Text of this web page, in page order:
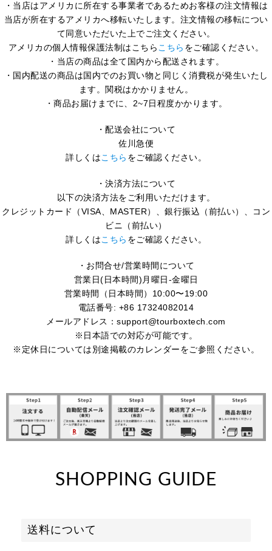
・当店はアメリカに所在する事業者であるためお客様の注文情報は
当店が所在するアメリカへ移転いたします。注文情報の移転につい
て同意いただいた上でご注文ください。
アメリカの個人情報保護法制はこちら こちら をご確認ください。
・当店の商品は全て国内から配送されます。
・国内配送の商品は国内でのお買い物と同じく消費税が発生いたし
ます。関税はかかりません。
・商品お届けまでに、2~7日程度かかります。
・配送会社について
佐川急便
詳しくはこちら をご確認ください。
・決済方法について
以下の決済方法をご利用いただけます。
クレジットカード（VISA、MASTER）、銀行振込（前払い）、コン
ビニ（前払い）
詳しくはこちら をご確認ください。
・お問合せ/営業時間について
営業日(日本時間)月曜日-金曜日
営業時間（日本時間）10:00〜19:00
電話番号: +86 17324082014
メールアドレス：support@tourboxtech.com
※日本語での対応が可能です。
※定休日については別途掲載のカレンダーをご参照ください。
SHOPPING GUIDE
送料について